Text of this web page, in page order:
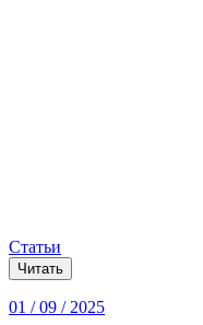
Статьи
Читать
01 / 09 / 2025